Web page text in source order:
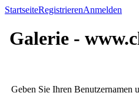
StartseiteRegistrierenAnmelden
Galerie -
Geben Sie Ihren Benutzernamen